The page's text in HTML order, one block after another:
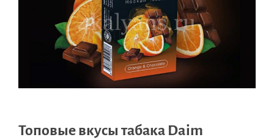
Топовые вкусы табака Daim